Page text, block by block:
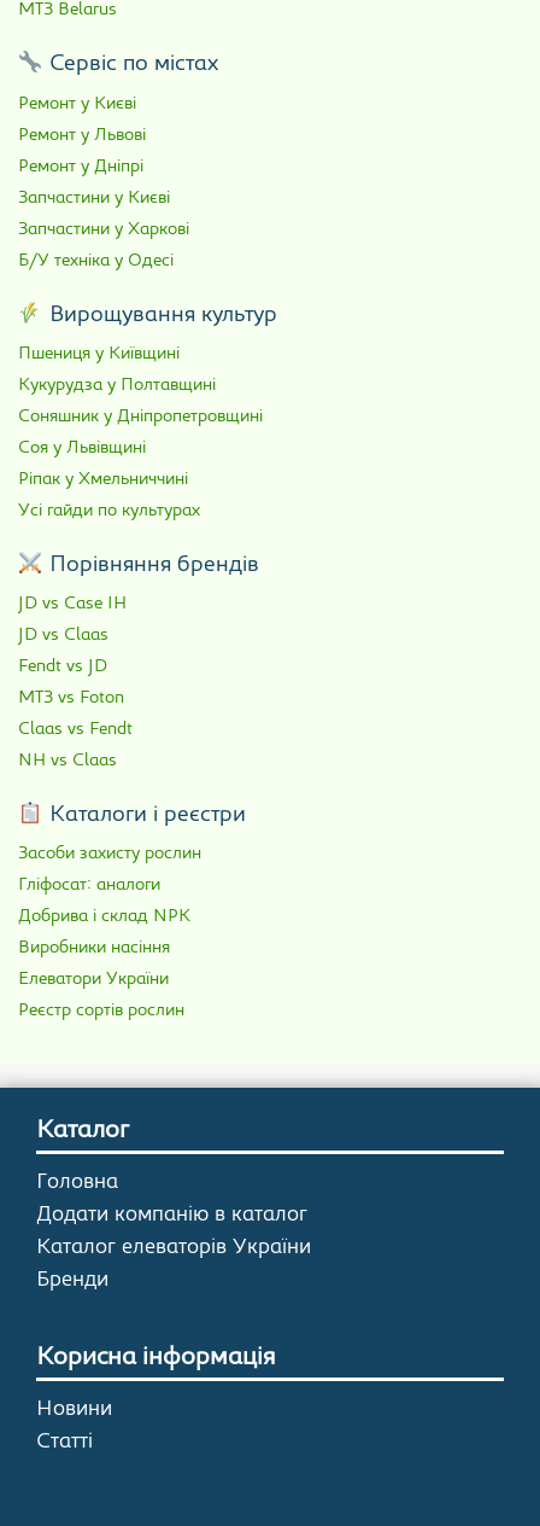
МТЗ Belarus
Сервіс по містах
Ремонт у Києві
Ремонт у Львові
Ремонт у Дніпрі
Запчастини у Києві
Запчастини у Харкові
Б/У техніка у Одесі
Вирощування культур
Пшениця у Київщині
Кукурудза у Полтавщині
Соняшник у Дніпропетровщині
Соя у Львівщині
Ріпак у Хмельниччині
Усі гайди по культурах
Порівняння брендів
JD vs Case IH
JD vs Claas
Fendt vs JD
МТЗ vs Foton
Claas vs Fendt
NH vs Claas
Каталоги і реєстри
Засоби захисту рослин
Гліфосат: аналоги
Добрива і склад NPK
Виробники насіння
Елеватори України
Реєстр сортів рослин
Каталог
Головна
Додати компанію в каталог
Каталог елеваторів України
Бренди
Корисна інформація
Новини
Статті